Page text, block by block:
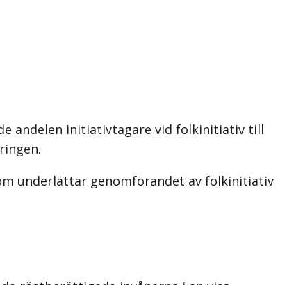
andelen initiativtagare vid folkinitiativ till
underlättar genomförandet av folkinitiativ